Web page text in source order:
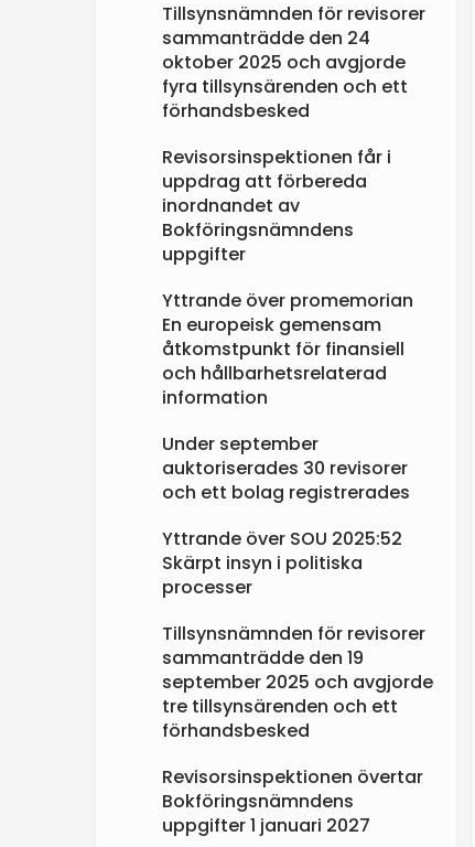
Tillsynsnämnden för revisorer
sammanträdde den 24
oktober 2025 och avgjorde
fyra tillsynsärenden och ett
förhandsbesked
Revisorsinspektionen får i
uppdrag att förbereda
inordnandet av
Bokföringsnämndens
uppgifter
Yttrande över promemorian
En europeisk gemensam
åtkomstpunkt för finansiell
och hållbarhetsrelaterad
information
Under september
auktoriserades 30 revisorer
och ett bolag registrerades
Yttrande över SOU 2025:52
Skärpt insyn i politiska
processer
Tillsynsnämnden för revisorer
sammanträdde den 19
september 2025 och avgjorde
tre tillsynsärenden och ett
förhandsbesked
Revisorsinspektionen övertar
Bokföringsnämndens
uppgifter 1 januari 2027